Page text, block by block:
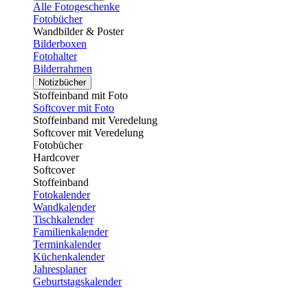
Alle Fotogeschenke
Fotobücher
Wandbilder & Poster
Bilderboxen
Fotohalter
Bilderrahmen
Notizbücher
Stoffeinband mit Foto
Softcover mit Foto
Stoffeinband mit Veredelung
Softcover mit Veredelung
Fotobücher
Hardcover
Softcover
Stoffeinband
Fotokalender
Wandkalender
Tischkalender
Familienkalender
Terminkalender
Küchenkalender
Jahresplaner
Geburtstagskalender